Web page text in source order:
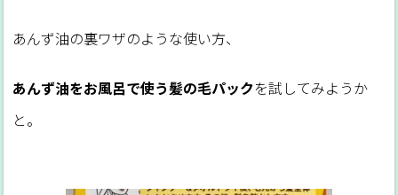
あんず油の裏ワザのような使い方、
あんず油をお風呂で使う髪の毛パックを試してみようか
と。